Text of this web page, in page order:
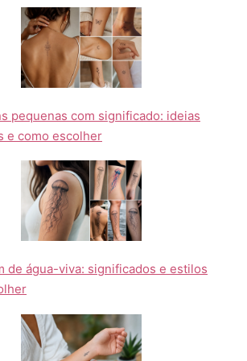
pequenas com significado: ideias
e como escolher
de água-viva: significados e estilos